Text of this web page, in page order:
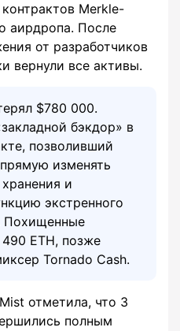
Merkle-
аирдропа. После
от разработчиков
вернули все активы.
$780 000.
бэкдор» в
позволивший
изменять
и
экстренного
Похищенные
ETH, позже
Tornado Cash.
отметила, что 3
полным